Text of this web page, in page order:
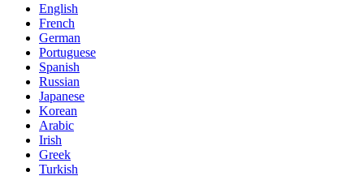
English
French
German
Portuguese
Spanish
Russian
Japanese
Korean
Arabic
Irish
Greek
Turkish